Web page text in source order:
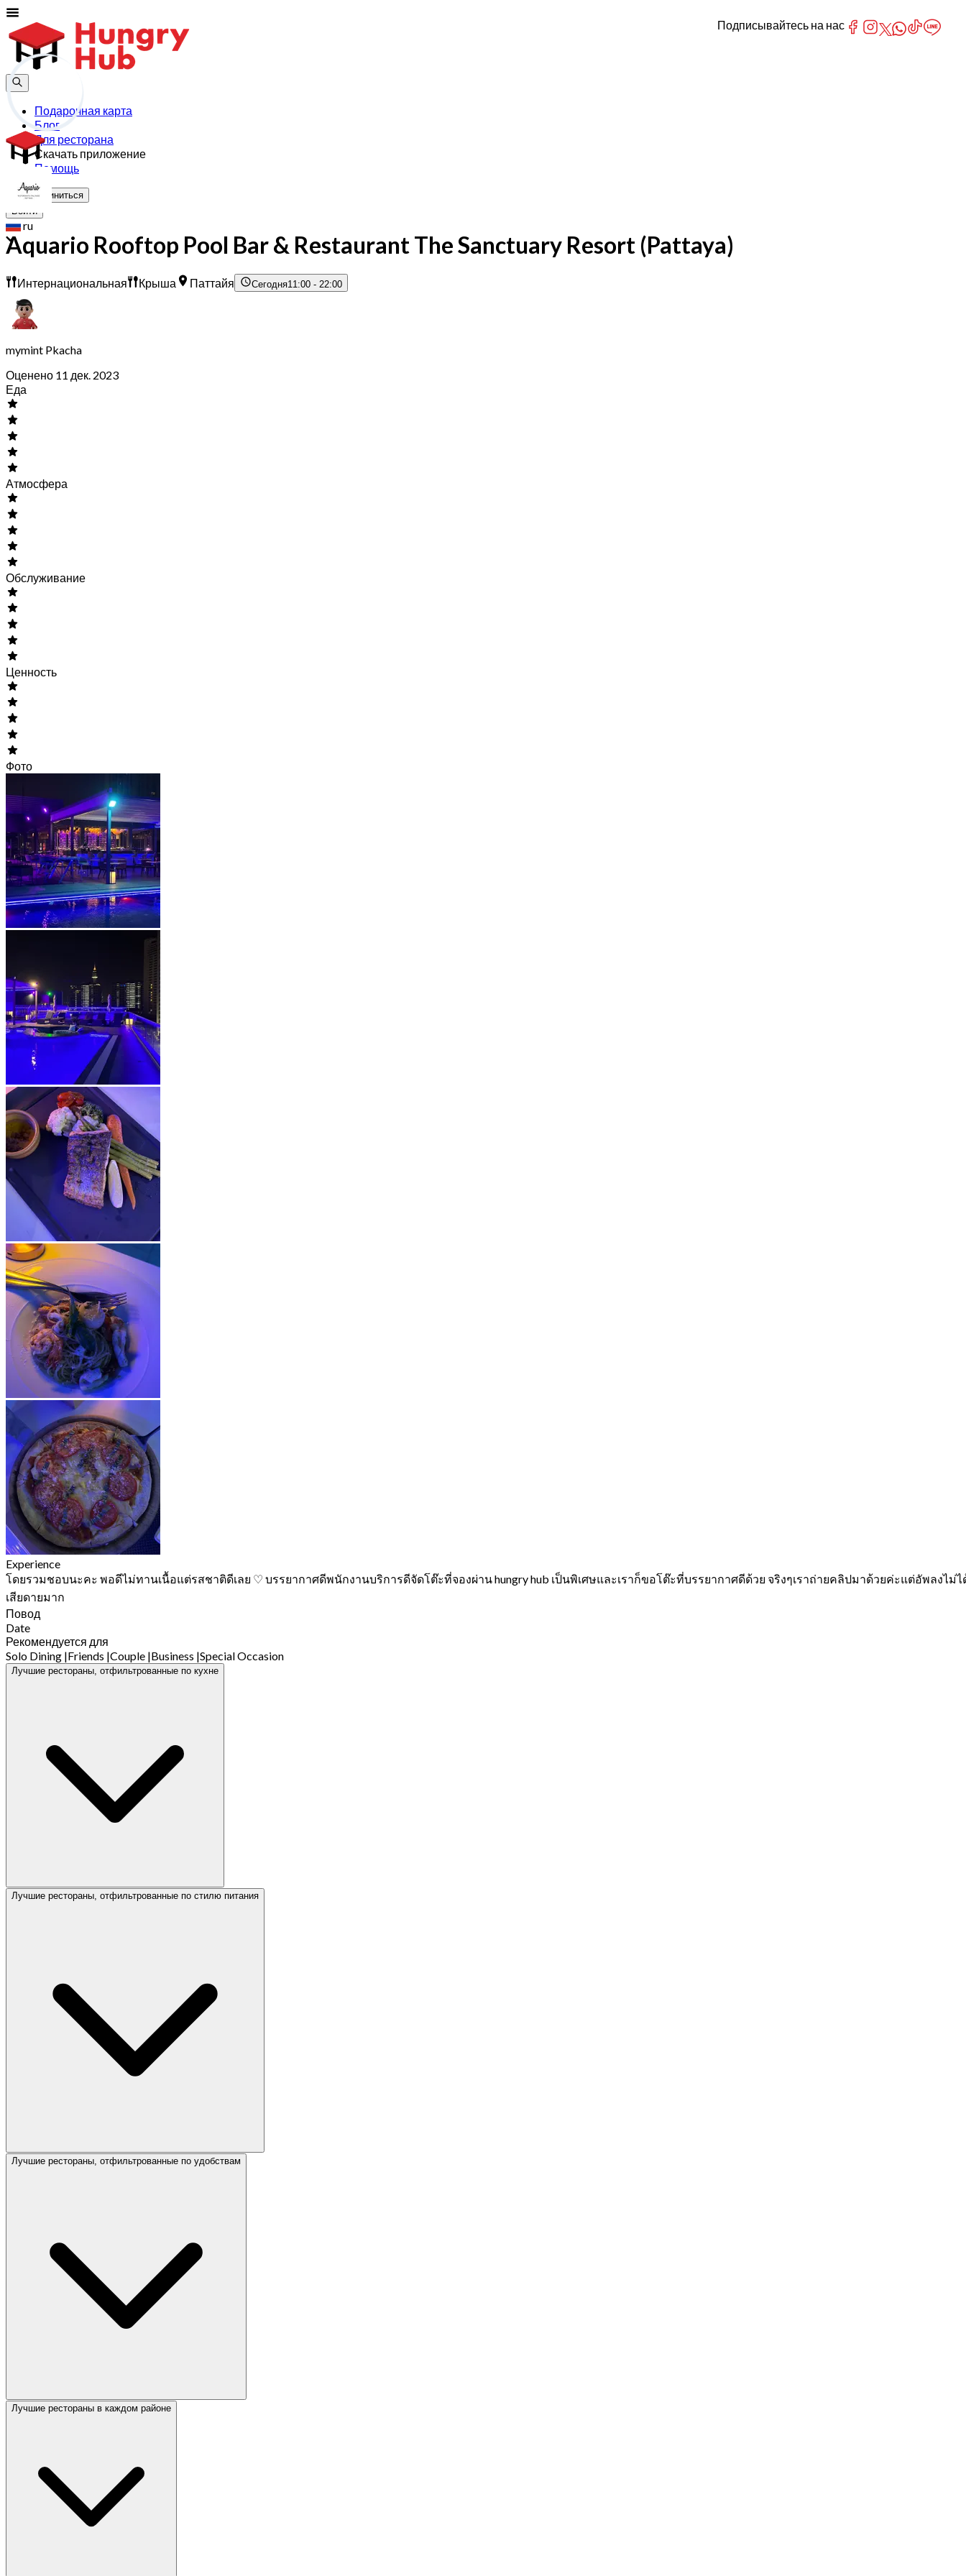
Подарочная карта
Блог
Для ресторана
Скачать приложение
Помощь
Присоединиться
Войти
ru
Aquario Rooftop Pool Bar & Restaurant The Sanctuary Resort (Pattaya)
Интернациональная Крыша Паттайя Сегодня11:00 - 22:00
mymint Pkacha
Оценено 11 дек. 2023
Еда
Атмосфера
Обслуживание
Ценность
Фото
Experience
โดยรวมชอบนะคะ พอดีไม่ทานเนื้อแต่รสชาติดีเลย ♡ บรรยากาศดีพนักงานบริการดีจัดโต๊ะที่จองผ่าน hungry hub เป็นพิเศษและเราก็ขอโต๊ะที่บรรยากาศดีด้วย จริงๆเราถ่ายคลิปมาด้วยค่ะแต่อัพลงไม่ไ
เสียดายมาก
Повод
Date
Рекомендуется для
Solo Dining |Friends |Couple |Business |Special Occasion
Лучшие рестораны, отфильтрованные по кухне
Лучшие рестораны, отфильтрованные по стилю питания
Лучшие рестораны, отфильтрованные по удобствам
Лучшие рестораны в каждом районе
Подписывайтесь на нас